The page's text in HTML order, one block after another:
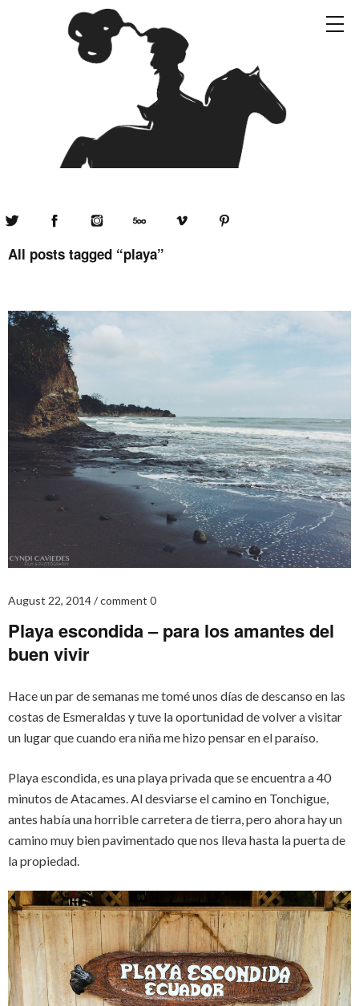
All posts tagged “playa”
August 22, 2014 comment 0
Playa escondida – para los amantes del
buen vivir
Hace un par de semanas me tomé unos días de descanso en las
costas de Esmeraldas y tuve la oportunidad de volver a visitar
un lugar que cuando era niña me hizo pensar en el paraíso.
Playa escondida, es una playa privada que se encuentra a 40
minutos de Atacames. Al desviarse el camino en Tonchigue,
antes había una horrible carretera de tierra, pero ahora hay un
camino muy bien pavimentado que nos lleva hasta la puerta de
la propiedad.